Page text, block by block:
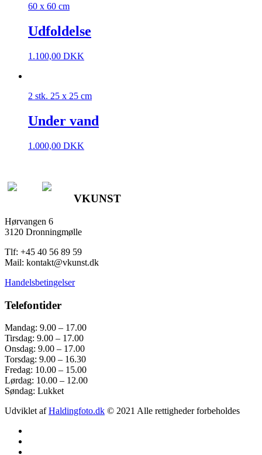
60 x 60 cm
Udfoldelse
1.100,00 DKK
2 stk. 25 x 25 cm
Under vand
1.000,00 DKK
VKUNST
Hørvangen 6
3120 Dronningmølle
Tlf: +45 40 56 89 59
Mail: kontakt@vkunst.dk
Handelsbetingelser
Telefontider
Mandag: 9.00 – 17.00
Tirsdag: 9.00 – 17.00
Onsdag: 9.00 – 17.00
Torsdag: 9.00 – 16.30
Fredag: 10.00 – 15.00
Lørdag: 10.00 – 12.00
Søndag: Lukket
Udviklet afHaldingfoto.dk © 2021 Alle rettigheder forbeholdes